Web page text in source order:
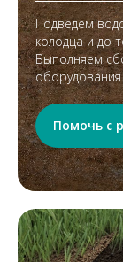
Подведём
колодца и до
Выполняем
оборудования.
Помочь с